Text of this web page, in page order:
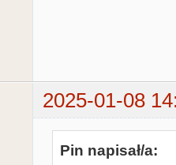
2025-01-08
Pin napisał/a: